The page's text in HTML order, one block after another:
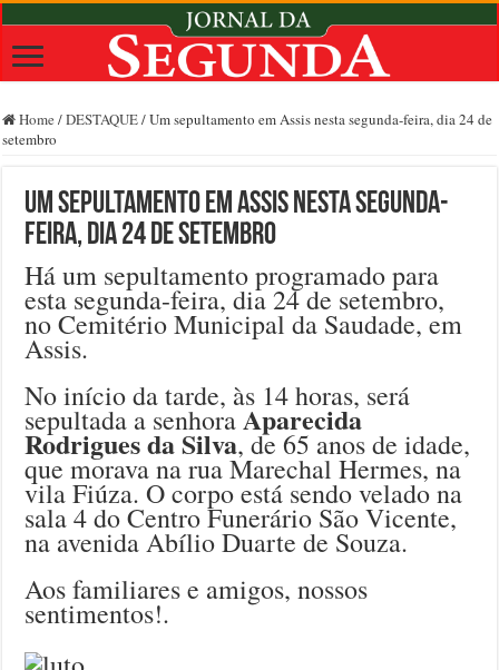
Home /DESTAQUE/Um sepultamento em Assis nesta segunda-feira, dia 24 de
setembro
Um sepultamento em Assis nesta segunda-
feira, dia 24 de setembro
Há um sepultamento programado para
esta segunda-feira, dia 24 de setembro,
no Cemitério Municipal da Saudade, em
Assis.
No início da tarde, às 14 horas, será
sepultada a senhoraAparecida
Rodrigues da Silva, de 65 anos de idade,
que morava na rua Marechal Hermes, na
vila Fiúza. O corpo está sendo velado na
sala 4 do Centro Funerário São Vicente,
na avenida Abílio Duarte de Souza.
Aos familiares e amigos, nossos
sentimentos!.